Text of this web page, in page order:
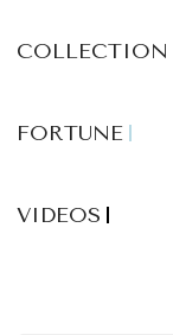
COLLECTION
FORTUNE
VIDEOS